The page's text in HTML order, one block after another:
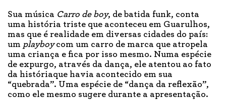
Sua música Carro de boy, de batida funk, conta
uma história triste que aconteceu em Guarulhos,
mas que é realidade em diversas cidades do país:
um playboycom um carro de marca que atropela
uma criança e fica por isso mesmo. Numa espécie
de expurgo, através da dança, ele atentou ao fato
da históriaque havia acontecido em sua
“quebrada”. Uma espécie de “dança da reflexão”,
como ele mesmo sugere durante a apresentação.